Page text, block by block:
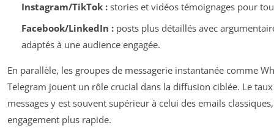
Instagram/TikTok :stories et vidéos témoignages pour
Facebook/LinkedIn :posts plus détaillés avec
adaptés à une audience engagée.
En parallèle, les groupes de messagerie instantanée comme
Telegram jouent un rôle crucial dans la diffusion ciblée. Le
messages y est souvent supérieur à celui des emails
engagement plus rapide.